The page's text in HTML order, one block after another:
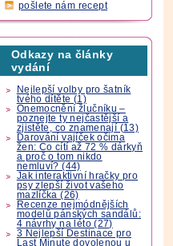
pošlete nám recept
Odkazy na články
vydání
Nejlepší volby pro šatník
tvého dítěte (1)
Onemocnění žlučníku –
poznejte ty nejčastější a
zjistěte, co znamenají (13)
Darování vajíček očima
žen: Co cítí až 72 % dárkyň
a proč o tom nikdo
nemluví? (44)
Jak interaktivní hračky pro
psy zlepší život vašeho
mazlíčka (26)
Recenze nejmódnějších
modelů pánských sandálů:
4 návrhy na léto (27)
3 Nejlepší Destinace pro
Last Minute dovolenou u